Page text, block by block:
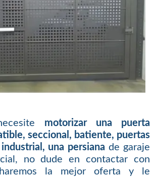
motorizar una puerta
seccional, batiente, puertas
una persiana de garaje
no dude en contactar con
la mejor oferta y le